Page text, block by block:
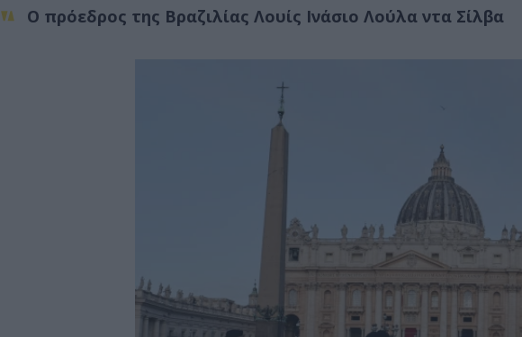
Ο πρόεδρος της Βραζιλίας Λουίς Ινάσιο Λούλα ντα Σίλβα